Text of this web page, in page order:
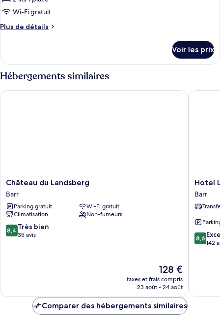
ce
type
de
Family
Room
Wi-Fi gratuit
Plus de détails
Plus
le
type
de
chambre
Family
Voir les prix
Hébergements similaires
Château
du
Landsberg
Barr
Château du Landsberg
Barr
Parking gratuit
Wi-Fi gratuit
Climatisation
Non-fumeurs
8.4
sur
8,4 Très bien
35 avis
Le
nouveau
prix
de
128 €
taxes et frais compris
23 août - 24 août
Château du Landsberg
Hotel
Le
Manoir
Barr
Hotel
Barr
8.6
sur
8,6
142
Hotel
Comparer des hébergements similaires